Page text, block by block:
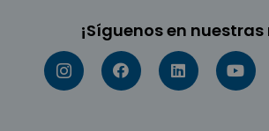
¡Síguenos en